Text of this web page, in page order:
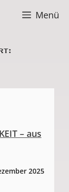
Menü
– aus
2025